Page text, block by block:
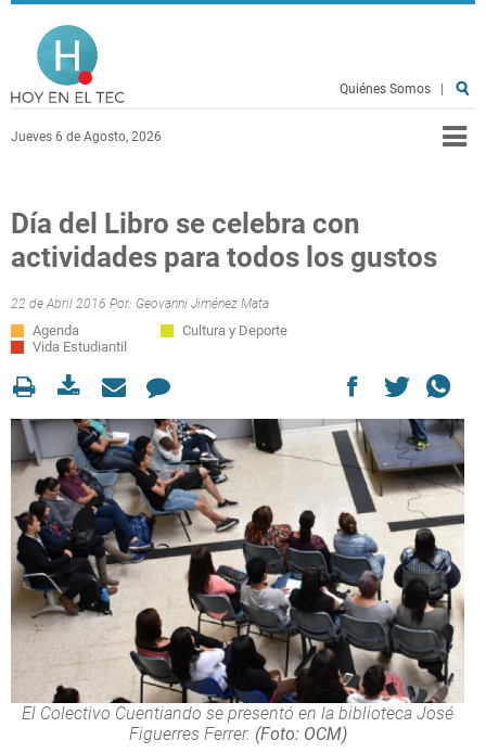
Pasar al contenido principal
Jueves 6 de Agosto, 2026
Quiénes Somos
Día del Libro se celebra con
actividades para todos los gustos
22 de Abril 2016 Por: Geovanni Jiménez Mata
Agenda
Cultura y Deporte
Vida Estudiantil
El Colectivo Cuentiando se presentó en la biblioteca José
Figuerres Ferrer. (Foto: OCM)